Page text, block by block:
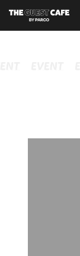
INFORMATION